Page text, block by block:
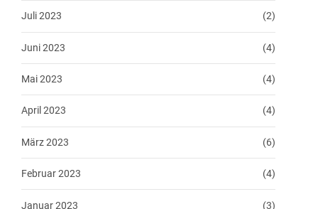
Juli 2023 (2)
Juni 2023 (4)
Mai 2023 (4)
April 2023 (4)
März 2023 (6)
Februar 2023 (4)
Januar 2023 (3)